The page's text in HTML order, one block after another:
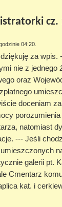
cz.
04:20.
za wpis.
nie z jednego
oraz
doceniam
natomiast
--- Jeśli
galerii pt.
Cmentarz
kat. i